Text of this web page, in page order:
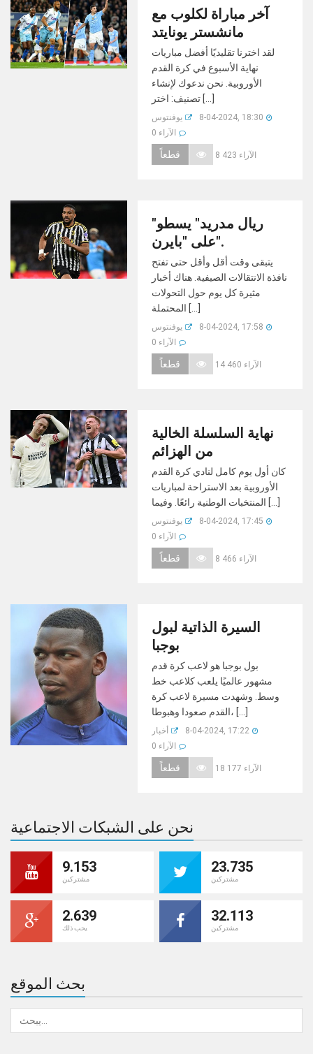
آخر مباراة لكلوب مع
مانشستر يونايتد
لقد اخترنا تقليديًا أفضل مباريات
نهاية الأسبوع في كرة القدم
الأوروبية. نحن ندعوك لإنشاء
تصنيف: اختر [...]
يوفنتوس
8-04-2024, 18:30
0 الآراء
قطعاً 8 423 الآراء
"ريال مدريد" يسطو
على "بايرن".
يتبقى وقت أقل وأقل حتى تفتح
نافذة الانتقالات الصيفية. هناك أخبار
مثيرة كل يوم حول التحولات
المحتملة [...]
يوفنتوس
8-04-2024, 17:58
0 الآراء
قطعاً 14 460 الآراء
نهاية السلسلة الخالية
من الهزائم
كان أول يوم كامل لنادي كرة القدم
الأوروبية بعد الاستراحة لمباريات
المنتخبات الوطنية رائعًا. وفيما [...]
يوفنتوس
8-04-2024, 17:45
0 الآراء
قطعاً 8 466 الآراء
السيرة الذاتية لبول
بوجبا
بول بوجبا هو لاعب كرة قدم
مشهور عالميًا يلعب كلاعب خط
وسط. وشهدت مسيرة لاعب كرة
القدم صعودا وهبوطا، [...]
أخبار
8-04-2024, 17:22
0 الآراء
قطعاً 18 177 الآراء
نحن على الشبكات الاجتماعية
9.153
مشتركين
23.735
مشتركين
2.639
يحب ذلك
32.113
مشتركين
بحث الموقع